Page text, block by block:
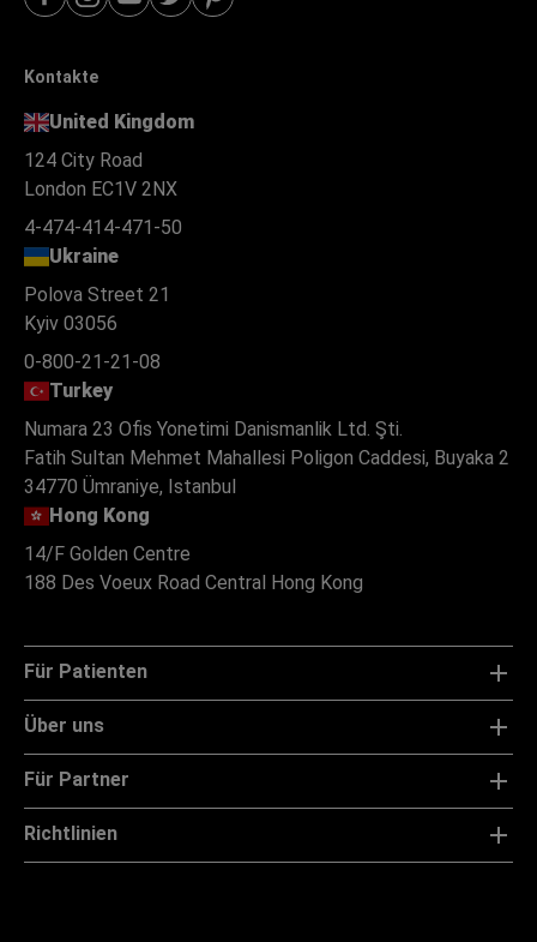
Kontakte
United Kingdom
124 City Road
London EC1V 2NX
4-474-414-471-50
Ukraine
Polova Street 21
Kyiv 03056
0-800-21-21-08
Turkey
Numara 23 Ofis Yonetimi Danismanlik Ltd. Şti.
Fatih Sultan Mehmet Mahallesi Poligon Caddesi, Buyaka 2
34770 Ümraniye, Istanbul
Hong Kong
14/F Golden Centre
188 Des Voeux Road Central Hong Kong
Für Patienten
Über uns
Für Partner
Richtlinien